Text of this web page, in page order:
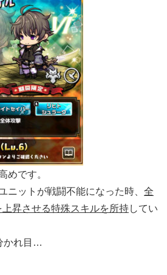
めです。
ニットが戦闘不能になった時、 全
昇させる特殊スキルを所持してい
かれ目…